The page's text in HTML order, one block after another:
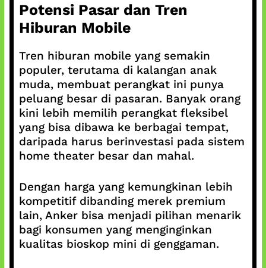
Potensi Pasar dan Tren
Hiburan Mobile
Tren hiburan mobile yang semakin
populer, terutama di kalangan anak
muda, membuat perangkat ini punya
peluang besar di pasaran. Banyak orang
kini lebih memilih perangkat fleksibel
yang bisa dibawa ke berbagai tempat,
daripada harus berinvestasi pada sistem
home theater besar dan mahal.
Dengan harga yang kemungkinan lebih
kompetitif dibanding merek premium
lain, Anker bisa menjadi pilihan menarik
bagi konsumen yang menginginkan
kualitas bioskop mini di genggaman.